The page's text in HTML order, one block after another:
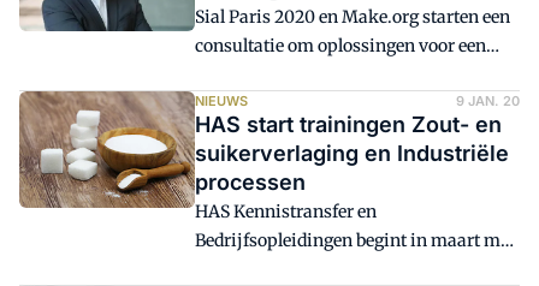
Sial Paris 2020 en Make.org starten een
consultatie om oplossingen voor een
voedingsmiddelenindustrie te
promoten.
NIEUWS 9 JAN. 20
HAS start trainingen Zout- en
suikerverlaging en Industriële
processen
HAS Kennistransfer en
Bedrijfsopleidingen begint in maart met